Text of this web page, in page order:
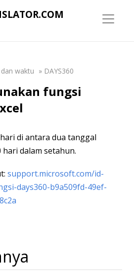
waktu » DAYS360
fungsi
di antara dua tanggal
dalam setahun.
support.microsoft.com/id-
days360-b9a509fd-49ef-